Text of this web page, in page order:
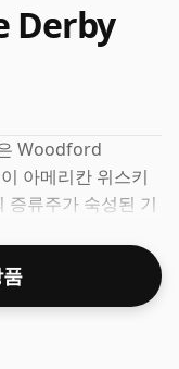
Derby
Woodford
아메리칸 위스키
증류주가 숙성된 기
비닛에 높이 서 있